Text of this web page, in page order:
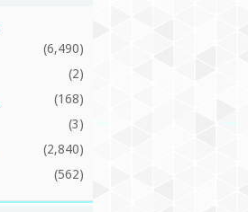
(6,490)
(2)
(168)
(3)
(2,840)
(562)